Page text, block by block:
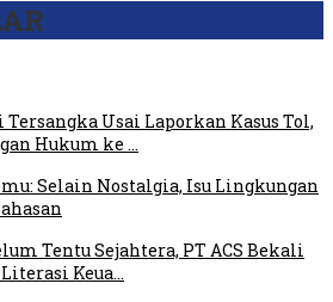
Usai Laporkan Kasus Tol,
Hukum ke …
Selain Nostalgia, Isu Lingkungan
Tentu Sejahtera, PT ACS Bekali
Keua…